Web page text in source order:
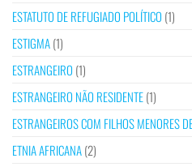
ESTATUTO DE REFUGIADO POLÍTICO (1)
ESTIGMA(1)
ESTRANGEIRO (1)
ESTRANGEIRO NÃO RESIDENTE(1)
ESTRANGEIROS COM FILHOS MENORES
ETNIA AFRICANA(2)